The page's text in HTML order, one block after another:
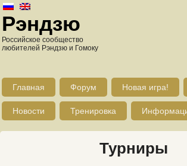
Рэндзю
Российское сообщество
любителей Рэндзю и Гомоку
Главная Форум Новая игра!
Новости Тренировка
Турниры